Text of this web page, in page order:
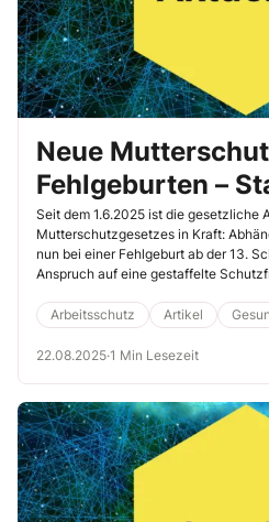
Neue
Fehlgeburten –
mehr
Seit dem 1.6.2025 ist die gesetzliche
Mutterschutzgesetzes in Kraft:
nun bei einer Fehlgeburt ab der 13.
Anspruch auf eine gestaffelte
Wochen betragen.
Arbeitsschutz Artikel
22.08.2025·1 Min Lesezeit